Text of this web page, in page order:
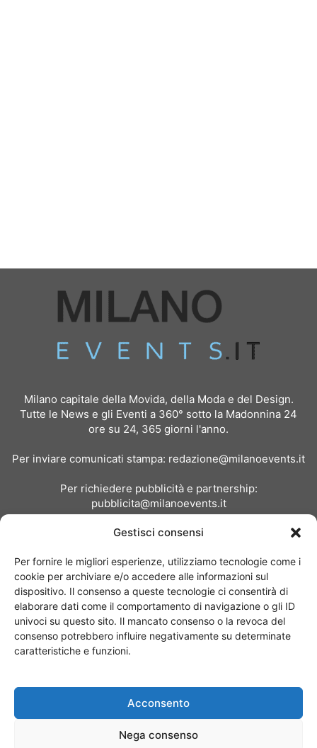
Gestisci consensi
Per fornire le migliori esperienze, utilizziamo tecnologie come i
cookie per archiviare e/o accedere alle informazioni sul
dispositivo. Il consenso a queste tecnologie ci consentirà di
elaborare dati come il comportamento di navigazione o gli ID
univoci su questo sito. Il mancato consenso o la revoca del
consenso potrebbero influire negativamente su determinate
caratteristiche e funzioni.
Acconsento
Nega consenso
Milano capitale della Movida, della Moda e del Design.
Tutte le News e gli Eventi a 360° sotto la Madonnina 24
ore su 24, 365 giorni l'anno.
Per inviare comunicati stampa: redazione@milanoevents.it
Per richiedere pubblicità e partnership:
pubblicita@milanoevents.it
Chi siamo I Nostri Clienti
© Copyright 2017 - MilanoEvents.it© managed by